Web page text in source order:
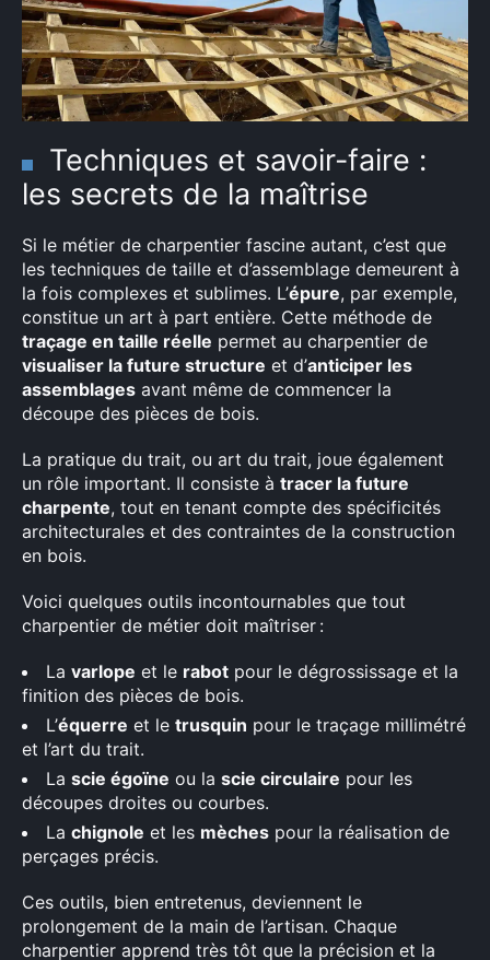
Techniques et savoir-faire :
les secrets de la maîtrise
Si le métier de charpentier fascine autant, c’est que
les techniques de taille et d’assemblage demeurent à
la fois complexes et sublimes. L’épure, par exemple,
constitue un art à part entière. Cette méthode de
traçage en taille réelle permet au charpentier de
visualiser la future structure et d’anticiper les
assemblages avant même de commencer la
découpe des pièces de bois.
La pratique du trait, ou art du trait, joue également
un rôle important. Il consiste à tracer la future
charpente, tout en tenant compte des spécificités
architecturales et des contraintes de la construction
en bois.
Voici quelques outils incontournables que tout
charpentier de métier doit maîtriser :
La varlope et le rabot pour le dégrossissage et la
finition des pièces de bois.
L’équerre et le trusquin pour le traçage millimétré
et l’art du trait.
La scie égoïne ou la scie circulaire pour les
découpes droites ou courbes.
La chignole et les mèches pour la réalisation de
perçages précis.
Ces outils, bien entretenus, deviennent le
prolongement de la main de l’artisan. Chaque
charpentier apprend très tôt que la précision et la